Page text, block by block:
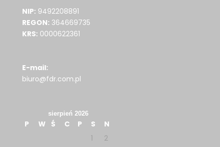
NIP: 9492208891
REGON: 364669735
KRS: 0000622361
E-mail:
biuro@fdr.com.pl
sierpień 2026
P W Ś C P S
N
1
2